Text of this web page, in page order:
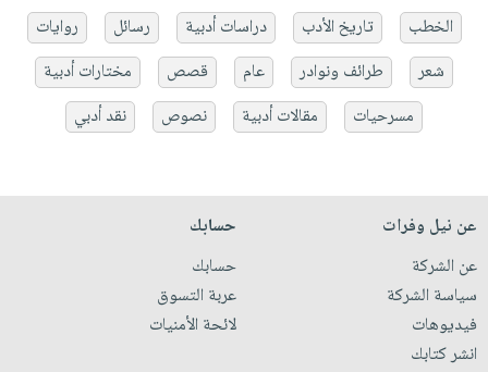
الخطب
تاريخ الأدب دراسات أدبية رسائل
روايات
شعر
طرائف ونوادر عام قصص
مختارات أدبية
مسرحيات
مقالات أدبية نصوص نقد أدبي
عن نيل وفرات
عن الشركة
سياسة الشركة
فيديوهات
انشر كتابك
حسابك
حسابك
عربة التسوق
لائحة الأمنيات